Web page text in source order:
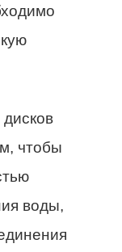
чтобы
воды,